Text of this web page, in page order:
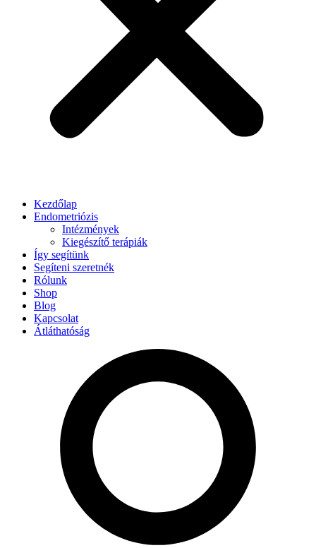
Kezdőlap
Endometriózis
Intézmények
Kiegészítő terápiák
Így segítünk
Segíteni szeretnék
Rólunk
Shop
Blog
Kapcsolat
Átláthatóság